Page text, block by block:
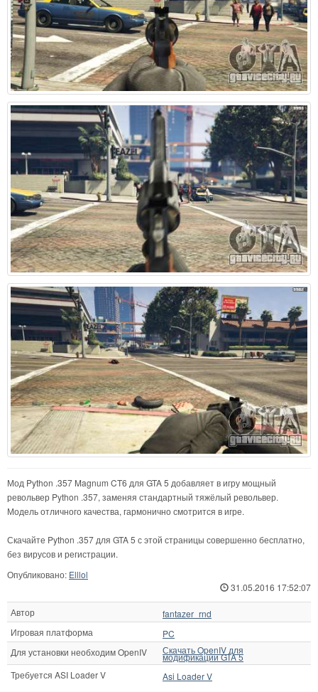
Мод Python .357 Magnum CT6 для GTA 5 добавляет в игру мощный
револьвер Python .357, заменяя стандартный тяжёлый револьвер.
Модель отличного качества, гармонично смотрится в игре.
Скачайте Python .357 для GTA 5 с этой страницы совершенно бесплатно,
без вирусов и регистрации.
Опубликовано: Elllol
31.05.2016 17:52:07
Автор
fantazer_rnd
Игровая платформа
PC
Для установки необходим OpenIV
Скачать OpenIV для
модификации GTA 5
Требуется ASI Loader V
Asi Loader V